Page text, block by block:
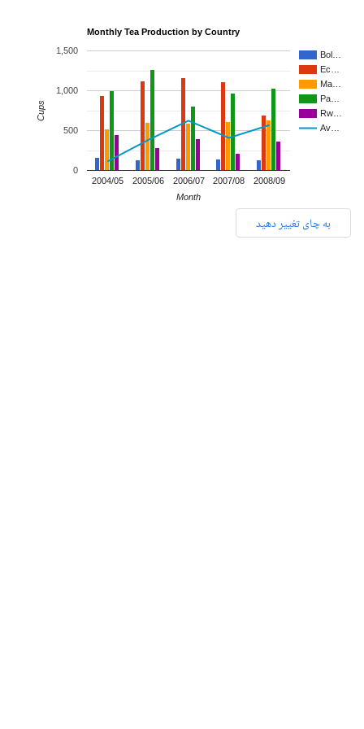
Monthly Tea Production by Country
Bol…
Ec…
Ma…
Pa…
Rw…
Av…
2004/05 2005/06 2006/07 2007/08 2008/09
0
500
1,000
1,500
Month
Cups
به چای تغییر دهید